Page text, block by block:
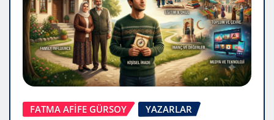
FATMA AFİFE GÜRSOY YAZARLAR